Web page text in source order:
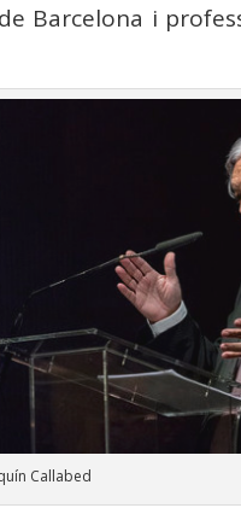
de Barcelona i
Callabed